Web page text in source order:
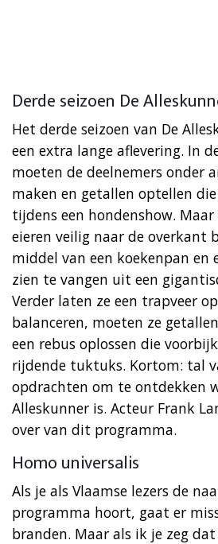
Derde seizoen De
Het derde seizoen van De
een extra lange aflevering. In
moeten de deelnemers onder
maken en getallen optellen
tijdens een hondenshow.
eieren veilig naar de overkant
middel van een koekenpan en
zien te vangen uit een
Verder laten ze een trapveer
balanceren, moeten ze
een rebus oplossen die
rijdende tuktuks. Kortom: tal
opdrachten om te ontdekken
Alleskunner is. Acteur Frank
over van dit programma.
Homo universalis
Als je als Vlaamse lezers de
programma hoort, gaat er
branden. Maar als ik je zeg